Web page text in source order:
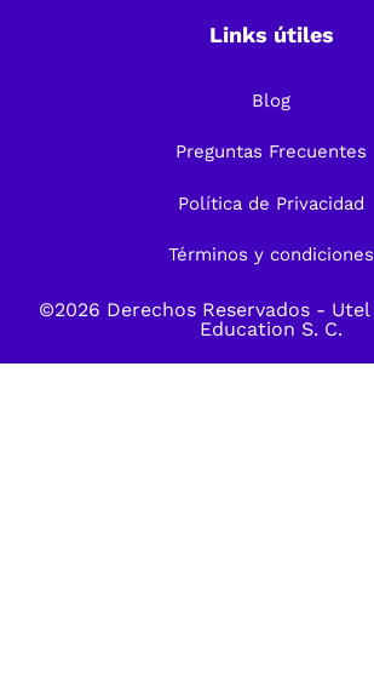
Links útiles
Blog
Preguntas Frecuentes
Política de Privacidad
Términos y condiciones
©2026 Derechos Reservados - Utel
Education S. C.